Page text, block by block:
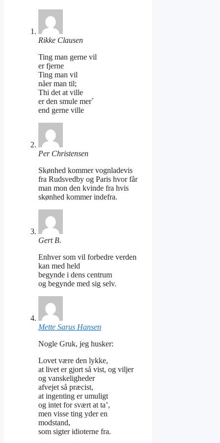
Rikke Clausen
Ting man gerne vil
er fjerne
Ting man vil
nåer man til;
Thi det at ville
er den smule mer´
end gerne ville
Per Christensen
Skønhed kommer vognladevis
fra Rudsvedby og Paris hvor får
man mon den kvinde fra hvis
skønhed kommer indefra.
Gert B.
Enhver som vil forbedre verden
kan med held
begynde i dens centrum
og begynde med sig selv.
Mette Sarus Hansen
Nogle Gruk, jeg husker:
Lovet være den lykke,
at livet er gjort så vist, og viljer
og vanskeligheder
afvejet så præcist,
at ingenting er umuligt
og intet for svært at ta’,
men visse ting yder en
modstand,
som sigter idioterne fra.